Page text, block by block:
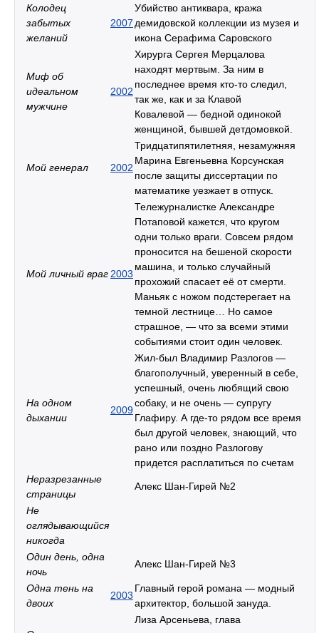
Колодец
забытых
желаний
2007
Убийство антиквара, кража
демидовской коллекции из музея и
икона Серафима Саровского
Миф об
идеальном
мужчине
2002
Хирурга Сергея Мерцалова
находят мертвым. За ним в
последнее время кто-то следил,
так же, как и за Клавой
Ковалевой — бедной одинокой
женщиной, бывшей детдомовкой.
Мой генерал 2002
Тридцатипятилетняя, незамужняя
Марина Евгеньевна Корсунская
после защиты диссертации по
математике уезжает в отпуск.
Мой личный враг 2003
Тележурналистке Александре
Потаповой кажется, что кругом
одни только враги. Совсем рядом
проносится на бешеной скорости
машина, и только случайный
прохожий спасает её от смерти.
Маньяк с ножом подстерегает на
темной лестнице… Но самое
страшное, — что за всеми этими
событиями стоит один человек.
На одном
дыхании
2009
Жил-был Владимир Разлогов —
благополучный, уверенный в себе,
успешный, очень любящий свою
собаку, и не очень — супругу
Глафиру. А где-то рядом все время
был другой человек, знающий, что
рано или поздно Разлогову
придется расплатиться по счетам
Неразрезанные
страницы
Алекс Шан-Гирей №2
Не
оглядывающийся
никогда
Один день, одна
ночь
Алекс Шан-Гирей №3
Одна тень на
двоих
2003
Главный герой романа — модный
архитектор, большой зануда.
Лиза Арсеньева, глава